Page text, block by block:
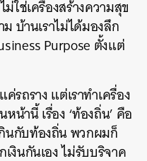
ใช่เครื่องสร้างความสุข
ม บ้านเราไม่ได้มองลึก
Purpose ตั้งแต่
ถราง แต่เราทำเครื่อง
น้านี้ เรื่อง ‘ท้องถิ่น’ คือ
นกับท้องถิ่น พวกผมก็
งินกันเอง ไม่รับบริจาค